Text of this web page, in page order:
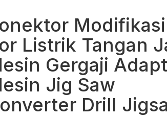
Modifikasi
Listrik Tangan
Gergaji
Jig Saw
Drill